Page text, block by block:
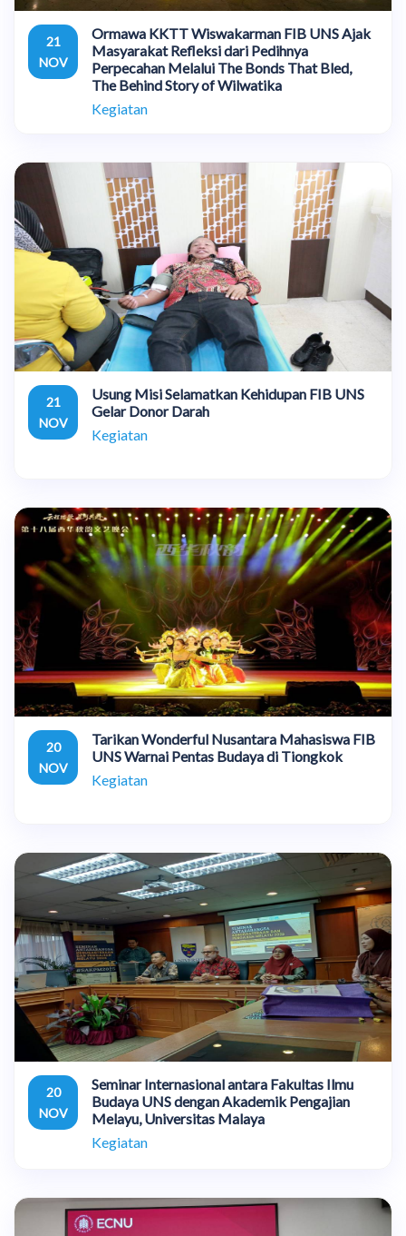
21
NOV
Ormawa KKTT Wiswakarman FIB UNS Ajak
Masyarakat Refleksi dari Pedihnya
Perpecahan Melalui The Bonds That Bled,
The Behind Story of Wilwatika
Kegiatan
21
NOV
Usung Misi Selamatkan Kehidupan FIB UNS
Gelar Donor Darah
Kegiatan
20
NOV
Tarikan Wonderful Nusantara Mahasiswa FIB
UNS Warnai Pentas Budaya di Tiongkok
Kegiatan
20
NOV
Seminar Internasional antara Fakultas Ilmu
Budaya UNS dengan Akademik Pengajian
Melayu, Universitas Malaya
Kegiatan